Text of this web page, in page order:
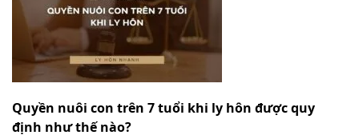
Quyền nuôi con trên 7 tuổi khi ly hôn được quy
định như thế nào?